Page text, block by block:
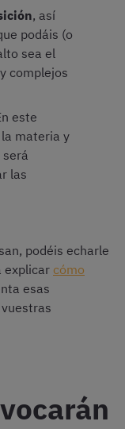
, así
podáis (o
sea el
complejos
este
materia y
las
podéis echarle
explicar cómo
esas